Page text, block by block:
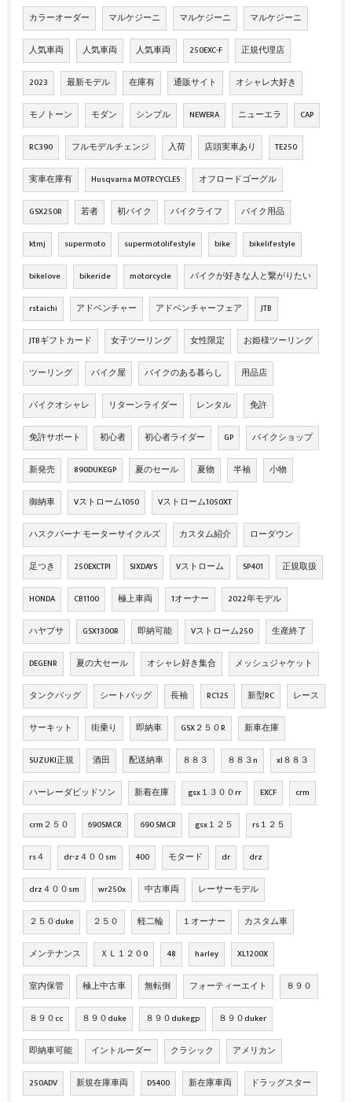
カラーオーダー マルケジーニ マルケジーニ マルケジーニ
人気車両 人気車両 人気車両 250EXC-F 正規代理店
2023 最新モデル 在庫有 通販サイト オシャレ大好き
モノトーン モダン シンプル NEWERA ニューエラ CAP
RC390 フルモデルチェンジ 入荷 店頭実車あり TE250
実車在庫有 Husqvarna MOTRCYCLES オフロードゴーグル
GSX250R 若者 初バイク バイクライフ バイク用品
ktmj supermoto supermotolifestyle bike bikelifestyle
bikelove bikeride motorcycle バイクが好きな人と繋がりたい
rstaichi アドベンチャー アドベンチャーフェア JTB
JTBギフトカード 女子ツーリング 女性限定 お姫様ツーリング
ツーリング バイク屋 バイクのある暮らし 用品店
バイクオシャレ リターンライダー レンタル 免許
免許サポート 初心者 初心者ライダー GP バイクショップ
新発売 890DUKEGP 夏のセール 夏物 半袖 小物
御納車 Vストローム1050 Vストローム1050XT
ハスクバーナ モーターサイクルズ カスタム紹介 ローダウン
足つき 250EXCTPI SIXDAYS Vストローム SP401 正規取扱
HONDA CB1100 極上車両 1オーナー 2022年モデル
ハヤブサ GSX1300R 即納可能 Vストローム250 生産終了
DEGENR 夏の大セール オシャレ好き集合 メッシュジャケット
タンクバッグ シートバッグ 長袖 RC125 新型RC レース
サーキット 街乗り 即納車 GSX２５０R 新車在庫
SUZUKI正規 酒田 配送納車 ８８３ ８８３n xl８８３
ハーレーダビッドソン 新着在庫 gsx１３００rr EXCF crm
crm２５０ 690SMCR 690 SMCR gsx１２５ rs１２５
rs４ dr-z４００sm 400 モタード dr drz
drz４００sm wr250x 中古車両 レーサーモデル
２５０duke ２５０ 軽二輪 １オーナー カスタム車
メンテナンス ＸＬ１２０0 48 harley XL1200X
室内保管 極上中古車 無転倒 フォーティーエイト ８９０
８９０cc ８９０duke ８９０dukegp ８９０duker
即納車可能 イントルーダー クラシック アメリカン
250ADV 新規在庫車両 DS400 新在庫車両 ドラッグスター